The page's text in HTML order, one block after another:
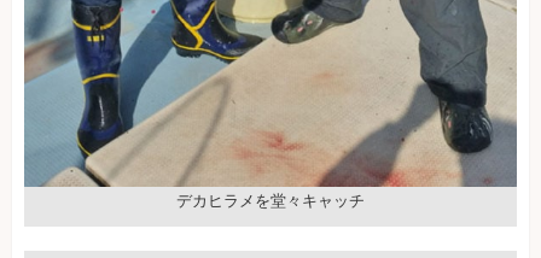
デカヒラメを堂々キャッチ